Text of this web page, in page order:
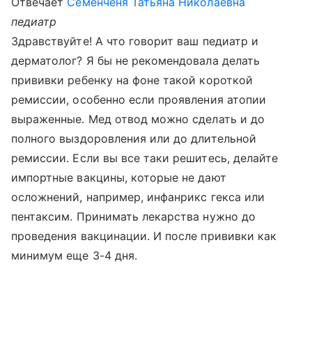
педиатр
Здравствуйте! А что говорит ваш педиатр и
дерматолог? Я бы не рекомендовала делать
прививки ребенку на фоне такой короткой
ремиссии, особенно если проявления атопии
выраженные. Мед отвод можно сделать и до
полного выздоровления или до длительной
ремиссии. Если вы все таки решитесь, делайте
импортные вакцины, которые не дают
осложнений, например, инфанрикс гекса или
пентаксим. Принимать лекарства нужно до
проведения вакцинации. И после прививки как
минимум еще 3-4 дня.